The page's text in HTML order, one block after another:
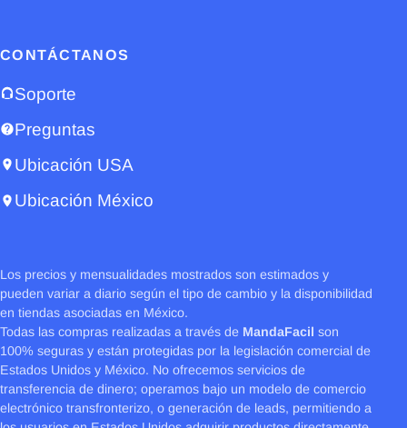
CONTÁCTANOS
Soporte
Preguntas
Ubicación USA
Ubicación México
Los precios y mensualidades mostrados son estimados y
pueden variar a diario según el tipo de cambio y la disponibilidad
en tiendas asociadas en México.
Todas las compras realizadas a través de MandaFacil son
100% seguras y están protegidas por la legislación comercial de
Estados Unidos y México. No ofrecemos servicios de
transferencia de dinero; operamos bajo un modelo de comercio
electrónico transfronterizo, o generación de leads, permitiendo a